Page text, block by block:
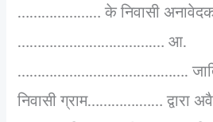
………………… के निवासी
…………………………….… आ.
…………………………………….
निवासी ग्राम………….…… द्वारा